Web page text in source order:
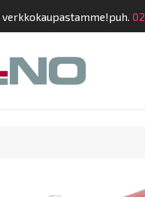
verkkokaupastamme!puh.
Shop